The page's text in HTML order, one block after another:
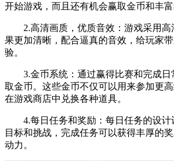
开始游戏，而且还有机会赢取金币和丰富
2.高清画质，优质音效：游戏采用高
果更加清晰，配合逼真的音效，给玩家
验。
3.金币系统：通过赢得比赛和完成日
取金币。这些金币不仅可以用来参加更
在游戏商店中兑换各种道具。
4.每日任务和奖励：每日任务的设计
目标和挑战，完成任务可以获得丰厚的
动力。